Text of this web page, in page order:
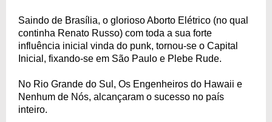
Saindo de Brasília, o glorioso Aborto Elétrico (no qual
continha Renato Russo) com toda a sua forte
influência inicial vinda do punk, tornou-se o Capital
Inicial, fixando-se em São Paulo e Plebe Rude.
No Rio Grande do Sul, Os Engenheiros do Hawaii e
Nenhum de Nós, alcançaram o sucesso no país
inteiro.